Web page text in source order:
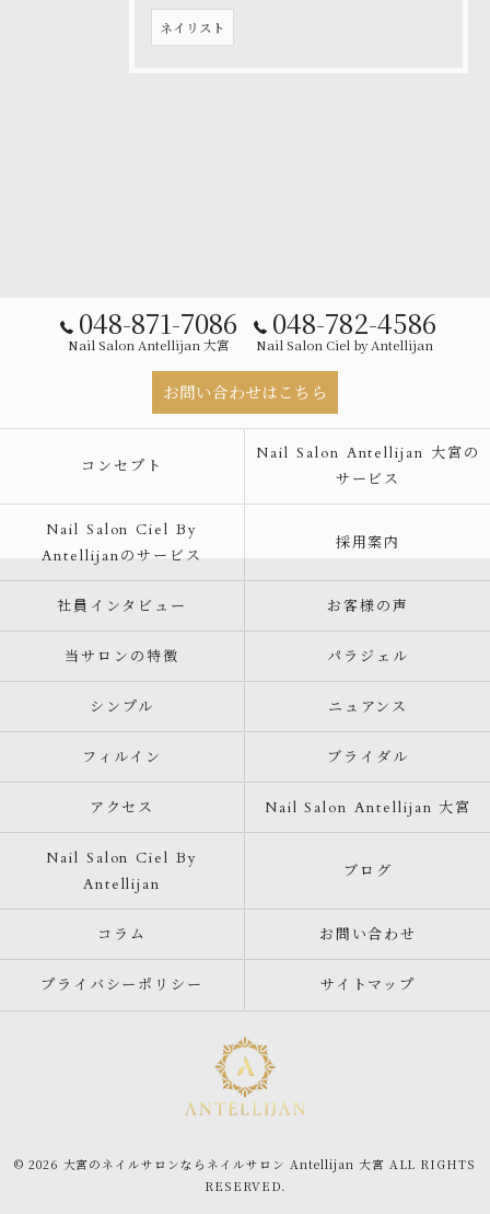
ネイリスト
048-871-7086
Nail Salon Antellijan 大宮
048-782-4586
Nail Salon Ciel by Antellijan
お問い合わせはこちら
コンセプト
Nail Salon Antellijan 大宮の
サービス
Nail Salon Ciel By
Antellijanのサービス
採用案内
社員インタビュー お客様の声
当サロンの特徴 パラジェル
シンプル ニュアンス
フィルイン ブライダル
アクセス Nail Salon Antellijan 大宮
Nail Salon Ciel By
Antellijan
ブログ
コラム お問い合わせ
プライバシーポリシー サイトマップ
© 2026 大宮のネイルサロンならネイルサロン Antellijan 大宮 ALL RIGHTS
RESERVED.